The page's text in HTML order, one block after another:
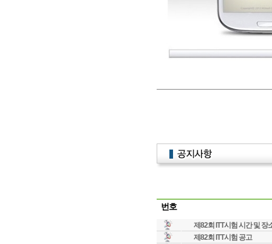
번호
제82회 ITT시험 시간 및 장
제82회 ITT시험 공고